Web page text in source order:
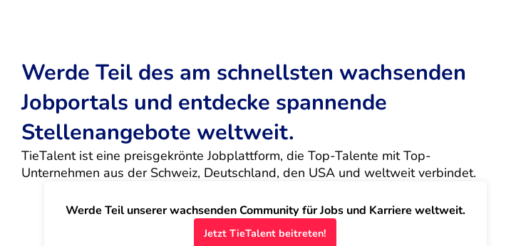
Werde Teil des am schnellsten wachsenden
Jobportals und entdecke spannende
Stellenangebote weltweit.
TieTalent ist eine preisgekrönte Jobplattform, die Top-Talente mit Top-
Unternehmen aus der Schweiz, Deutschland, den USA und weltweit verbindet.
Werde Teil unserer wachsenden Community für Jobs und Karriere weltweit.
Jetzt TieTalent beitreten!